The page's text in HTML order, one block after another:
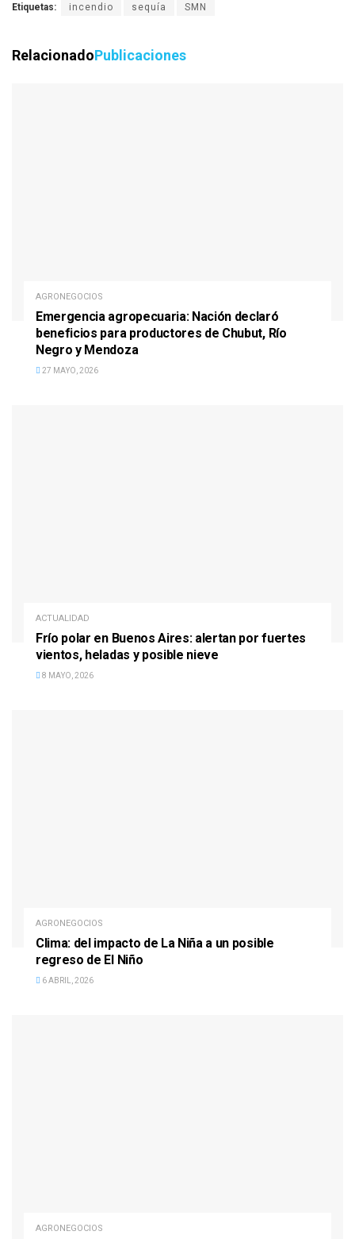
Etiquetas: incendio sequía SMN
RelacionadoPublicaciones
AGRONEGOCIOS
Emergencia agropecuaria: Nación declaró
beneficios para productores de Chubut, Río
Negro y Mendoza
27 MAYO, 2026
ACTUALIDAD
Frío polar en Buenos Aires: alertan por fuertes
vientos, heladas y posible nieve
8 MAYO, 2026
AGRONEGOCIOS
Clima: del impacto de La Niña a un posible
regreso de El Niño
6 ABRIL, 2026
AGRONEGOCIOS